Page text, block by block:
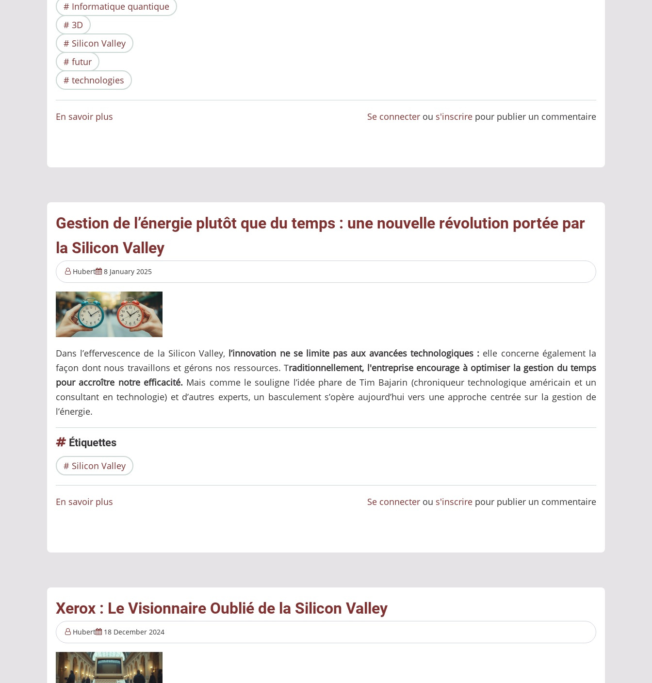
Informatique quantique
3D
Silicon Valley
futur
technologies
En savoir plus
Silicon
Valley
Se connecter ou s'inscrire pour publier un commentaire
Gestion de l’énergie plutôt que du temps : une nouvelle révolution portée par
la Silicon Valley
Hubert 8 January 2025
Dans l’effervescence de la Silicon Valley, l’innovation ne se limite pas aux avancées technologiques : elle concerne également la
façon dont nous travaillons et gérons nos ressources. Traditionnellement, l'entreprise encourage à optimiser la gestion du temps
pour accroître notre efficacité. Mais comme le souligne l’idée phare de Tim Bajarin (chroniqueur technologique américain et un
consultant en technologie) et d’autres experts, un basculement s’opère aujourd’hui vers une approche centrée sur la gestion de
l’énergie.
Étiquettes
Silicon Valley
En savoir plus
du
temps
:
une
nouvelle
révolution
portée
Se connecter ou s'inscrire pour publier un commentaire
Xerox : Le Visionnaire Oublié de la Silicon Valley
Hubert 18 December 2024